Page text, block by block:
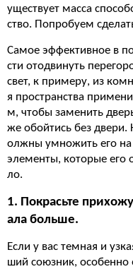
уществует масса
ство. Попробуем
Самое эффективное в
сти отодвинуть
свет, к примеру, из
я пространства
м, чтобы заменить
же обойтись без двери.
олжны умножить его на
элементы, которые его
ло.
1. Покрасьте
ала больше.
Если у вас темная и
ший союзник, особенно